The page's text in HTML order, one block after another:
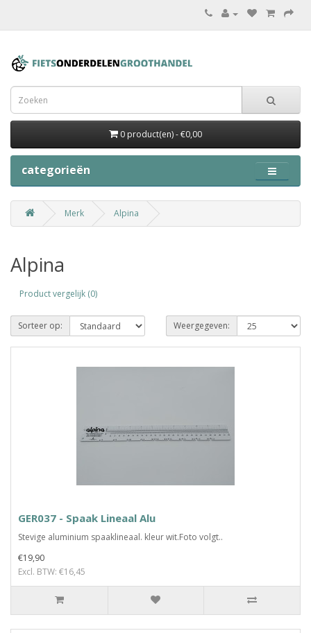
0 product(en) - €0,00
categorieën
Merk Alpina
Alpina
Product vergelijk (0)
Sorteer op: Weergegeven:
GER037 - Spaak Lineaal Alu
Stevige aluminium spaaklineaal. kleur wit.Foto volgt..
€19,90
Excl. BTW: €16,45